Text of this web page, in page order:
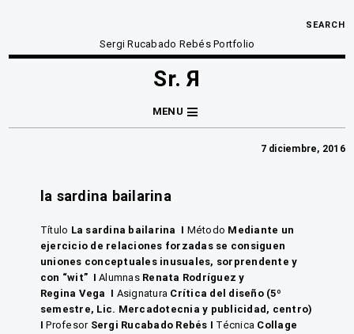
Sergi Rucabado Rebés Portfolio
SEARCH
Sr. Я
MENU
7 diciembre, 2016
la sardina bailarina
Título La sardina bailarina I Método Mediante un
ejercicio de relaciones forzadas se consiguen
uniones conceptuales inusuales, sorprendente y
con “wit” I AlumnasRenata Rodríguez y
Regina Vega I Asignatura Crítica del diseño (5º
semestre, Lic. Mercadotecnia y publicidad, centro)
IProfesor Sergi Rucabado Rebés I Técnica Collage